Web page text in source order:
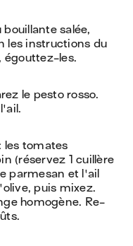
bouillante salée,
les instructions du
égouttez-les.
le pesto rosso.
(réservez 1 cuillère
parmesan et l'ail
puis mixez.
homogène. Re-